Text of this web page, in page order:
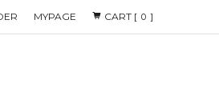
MYPAGE CART [ 0 ]